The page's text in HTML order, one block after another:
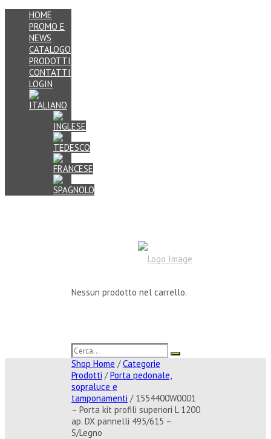
HOME
PROMO E
NEWS
CATALOGO
PRODOTTI
CONTATTI
LOGIN
Nessun prodotto nel carrello.
Shop Home /Categorie
Prodotti /Porta pedonale,
sopraluce e
tamponamenti / 1554400W0001
– Porta kit profili superiori L 1200
ap. DX pannelli 495/615 –
S/Legno